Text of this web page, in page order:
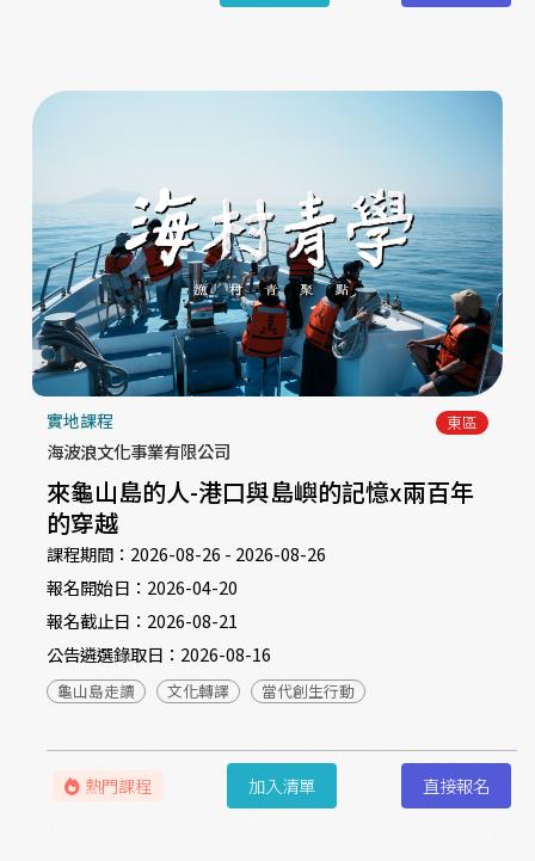
實地課程 東區
海波浪文化事業有限公司
來龜山島的人-港口與島嶼的記憶x兩百年
的穿越
課程期間： 2026-08-26 - 2026-08-26
報名開始日： 2026-04-20
報名截止日： 2026-08-21
公告遴選錄取日： 2026-08-16
龜山島走讀 文化轉譯 當代創生行動
熱門課程 加入清單 直接報名